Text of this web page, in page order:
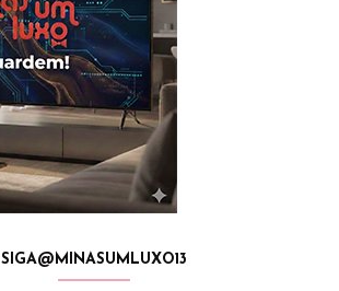
SIGA@MINASUMLUXO13